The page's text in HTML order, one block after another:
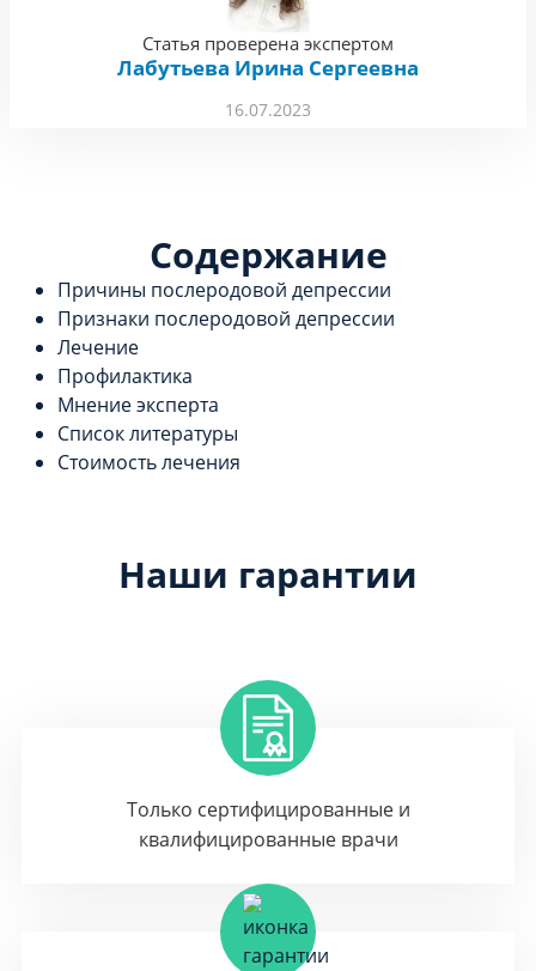
16.07.2023
Статья проверена экспертом
Лабутьева Ирина Сергеевна
Содержание
Причины послеродовой депрессии
Признаки послеродовой депрессии
Лечение
Профилактика
Мнение эксперта
Список литературы
Стоимость лечения
Наши гарантии
Только сертифицированные и
квалифицированные врачи